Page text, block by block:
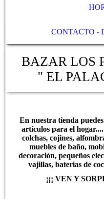
CONTACTO -
BAZAR
" EL
En nuestra tienda
artículos para el
colchas, cojines,
muebles de baño,
decoración, pequeños
vajillas, baterias de
¡¡¡ VEN Y